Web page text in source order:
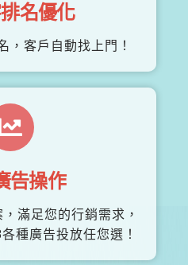
名優化
，客戶自動找上門！
告操作
滿足您的行銷需求，
種廣告投放任您選！